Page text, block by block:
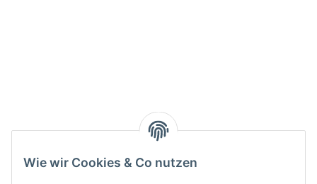
Wie wir Cookies & Co nutzen